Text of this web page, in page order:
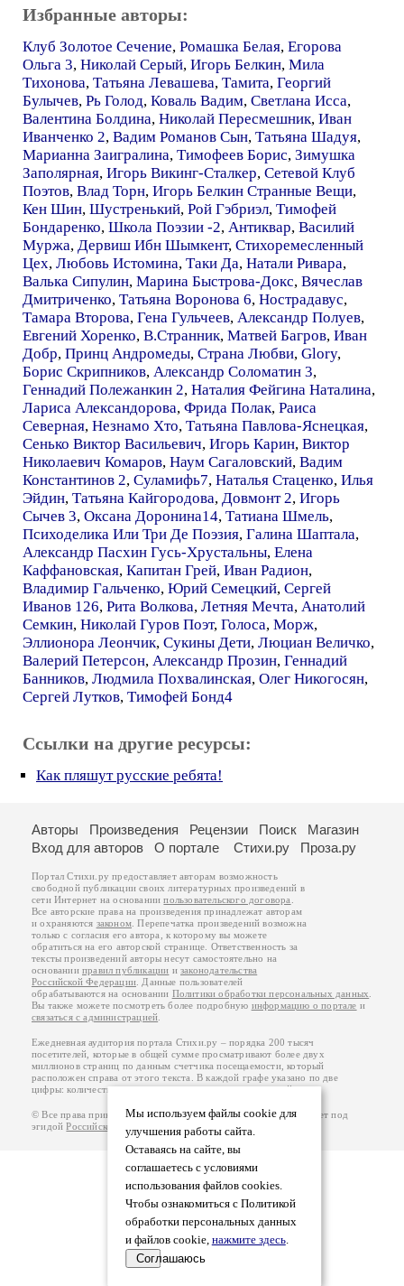
Избранные авторы:
Клуб Золотое Сечение, Ромашка Белая, Егорова
Ольга 3, Николай Серый, Игорь Белкин, Мила
Тихонова, Татьяна Левашева, Тамита, Георгий
Булычев, Рь Голод, Коваль Вадим, Светлана Исса,
Валентина Болдина, Николай Пересмешник, Иван
Иванченко 2, Вадим Романов Сын, Татьяна Шадуя,
Марианна Заигралина, Тимофеев Борис, Зимушка
Заполярная, Игорь Викинг-Сталкер, Сетевой Клуб
Поэтов, Влад Торн, Игорь Белкин Странные Вещи,
Кен Шин, Шустренький, Рой Гэбриэл, Тимофей
Бондаренко, Школа Поэзии -2, Антиквар, Василий
Муржа, Дервиш Ибн Шымкент, Стихоремесленный
Цех, Любовь Истомина, Таки Да, Натали Ривара,
Валька Сипулин, Марина Быстрова-Докс, Вячеслав
Дмитриченко, Татьяна Воронова 6, Нострадавус,
Тамара Второва, Гена Гульчеев, Александр Полуев,
Евгений Хоренко, В.Странник, Матвей Багров, Иван
Добр, Принц Андромеды, Страна Любви, Glory,
Борис Скрипников, Александр Соломатин 3,
Геннадий Полежанкин 2, Наталия Фейгина Наталина,
Лариса Александорова, Фрида Полак, Раиса
Северная, Незнамо Хто, Татьяна Павлова-Яснецкая,
Сенько Виктор Васильевич, Игорь Карин, Виктор
Николаевич Комаров, Наум Сагаловский, Вадим
Константинов 2, Суламифь7, Наталья Стаценко, Илья
Эйдин, Татьяна Кайгородова, Довмонт 2, Игорь
Сычев 3, Оксана Доронина14, Татиана Шмель,
Психоделика Или Три Де Поэзия, Галина Шаптала,
Александр Пасхин Гусь-Хрустальны, Елена
Каффановская, Капитан Грей, Иван Радион,
Владимир Гальченко, Юрий Семецкий, Сергей
Иванов 126, Рита Волкова, Летняя Мечта, Анатолий
Семкин, Николай Гуров Поэт, Голоса, Морж,
Эллионора Леончик, Сукины Дети, Люциан Величко,
Валерий Петерсон, Александр Прозин, Геннадий
Банников, Людмила Похвалинская, Олег Никогосян,
Сергей Лутков, Тимофей Бонд4
Ссылки на другие ресурсы:
Как пляшут русские ребята!
Мы используем файлы cookie для
улучшения работы сайта.
Оставаясь на сайте, вы
соглашаетесь с условиями
использования файлов cookies.
Чтобы ознакомиться с Политикой
обработки персональных данных
и файлов cookie, нажмите здесь.
Соглашаюсь
Авторы Произведения Рецензии Поиск
Магазин
Вход для авторов
О портале Стихи.ру Проза.ру
Портал Стихи.ру предоставляет авторам возможность
свободной публикации своих литературных произведений в
сети Интернет на основаниипользовательского договора
Все авторские права на произведения принадлежат авторам
и охраняются законом . Перепечатка произведений возможна
только с согласия его автора, к которому вы можете
обратиться на его авторской странице. Ответственность за
тексты произведений авторы несут самостоятельно на
основанииправил публикации изаконодательства
Российской Федерации . Данные пользователей
обрабатываются на основании Политики обработки персональных данных
Вы также можете посмотреть более подробную информацию о портале и
связаться с администрацией
Ежедневная аудитория портала Стихи.ру – порядка 200 тысяч
посетителей, которые в общей сумме просматривают более двух
миллионов страниц по данным счетчика посещаемости, который
расположен справа от этого текста. В каждой графе указано по две
цифры: количество просмотров и количество посетителей.
© Все права принадлежат авторам, 2000-2026. Портал работает под
эгидойРоссийского союза писателей.